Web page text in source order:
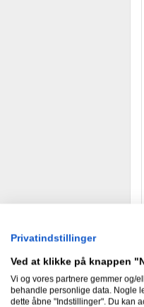
Privatindstillinger
Ved at klikke på knappen
Vi og vores partnere gemmer og/
behandle personlige data. Nogle
dette åbne "Indstillinger". Du kan